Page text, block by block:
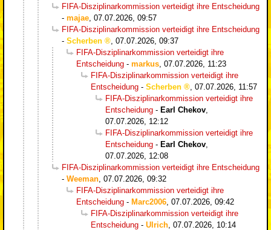
FIFA-Disziplinarkommission verteidigt ihre Entscheidung
- majae 07.07.2026, 09:57
FIFA-Disziplinarkommission verteidigt ihre Entscheidung
- Scherben
07.07.2026, 09:37
FIFA-Disziplinarkommission verteidigt ihre
Entscheidung - markus 07.07.2026, 11:23
FIFA-Disziplinarkommission verteidigt ihre
Entscheidung - Scherben
07.07.2026, 11:57
FIFA-Disziplinarkommission verteidigt ihre
Entscheidung - Earl Chekov
07.07.2026, 12:12
FIFA-Disziplinarkommission verteidigt ihre
Entscheidung - Earl Chekov
07.07.2026, 12:08
FIFA-Disziplinarkommission verteidigt ihre Entscheidung
- Weeman 07.07.2026, 09:32
FIFA-Disziplinarkommission verteidigt ihre
Entscheidung - Marc2006 07.07.2026, 09:42
FIFA-Disziplinarkommission verteidigt ihre
Entscheidung - Ulrich 07.07.2026, 10:14